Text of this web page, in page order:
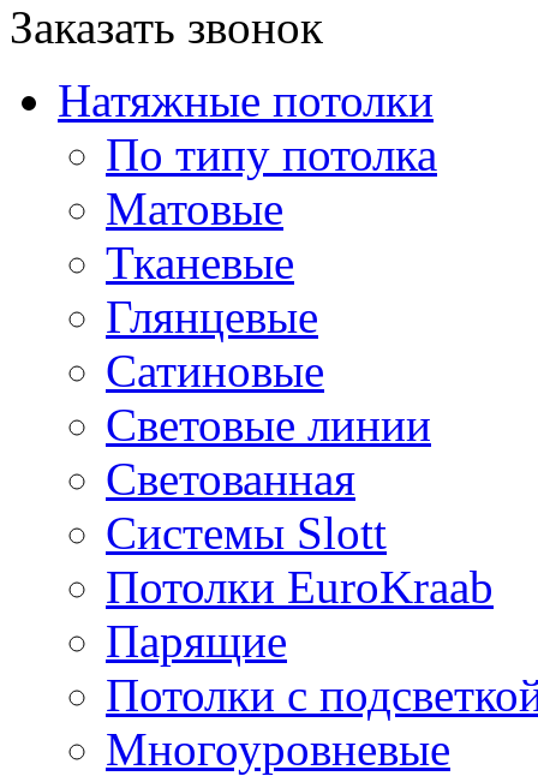
Заказать звонок
Натяжные потолки
По типу потолка
Матовые
Тканевые
Глянцевые
Сатиновые
Световые линии
Светованная
Системы Slott
Потолки EuroKraab
Парящие
Потолки с
Многоуровневые